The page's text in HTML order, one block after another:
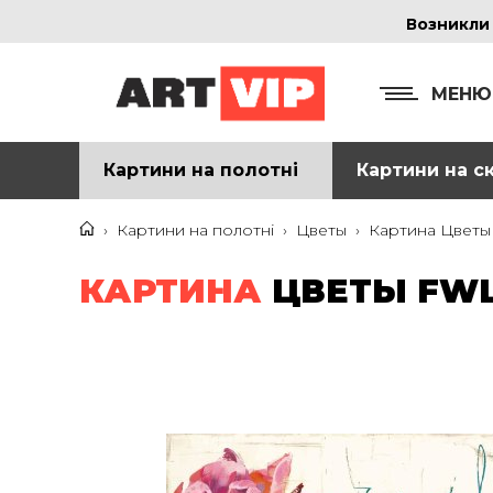
МЕНЮ
Картини на полотні Картини на
› Картини на полотні › Цветы › Картина Цветы
КАРТИНА ЦВЕТЫ
м.